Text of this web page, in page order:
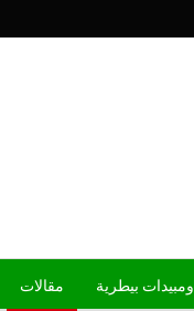
بيطرية مقالات